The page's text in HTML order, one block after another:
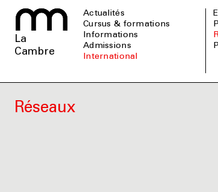
La
Cambre
Actualités
Cursus & formations
informations
admissions
international
Réseaux